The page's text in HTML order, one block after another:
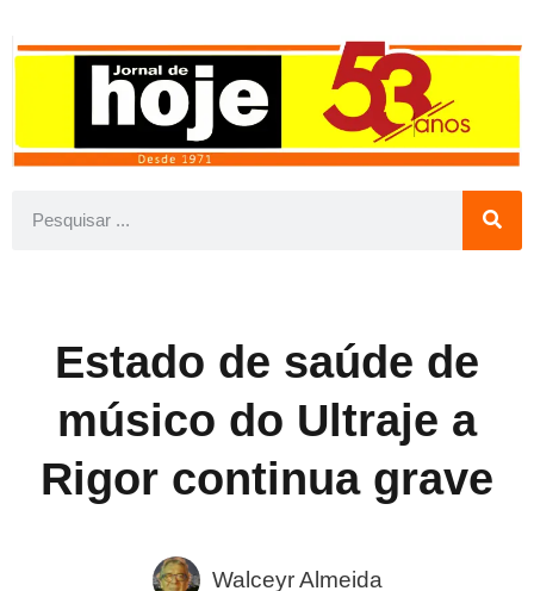
Estado de saúde de
músico do Ultraje a
Rigor continua grave
Walceyr Almeida